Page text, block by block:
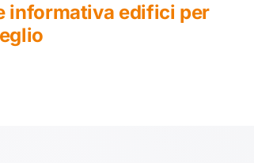
CDE edilizia per il